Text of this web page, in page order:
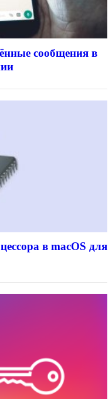
сообщения в
в macOS для